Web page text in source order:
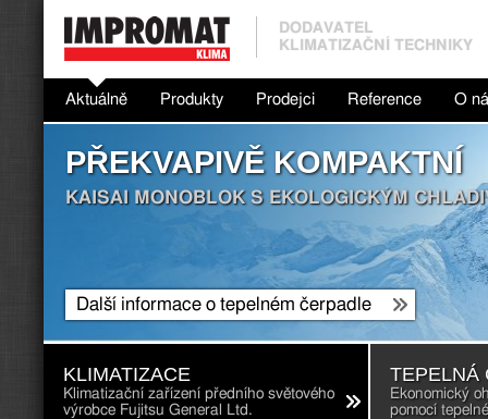
DODAVATEL
KLIMATIZAČNÍ TECHNIKY
Aktuálně Produkty Prodejci Reference O
PŘEKVAPIVĚ KOMPAKTNÍ
KAISAI MONOBLOK S EKOLOGICKÝM
Další informace o tepelném čerpadle
KLIMATIZACE
Klimatizační zařízení předního světového
výrobce Fujitsu General Ltd.
TEPELNÁ
Ekonomický
pomocí